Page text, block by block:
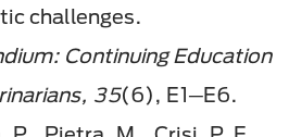
challenges.
Continuing Education
35(6), E1─E6.